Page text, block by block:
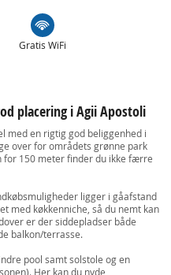
Gratis WiFi
placering i Agii Apostoli
med en rigtig god beliggenhed i
over for områdets grønne park
for 150 meter finder du ikke færre
ligger i gåafstand
med køkkenniche, så du nemt kan
er der siddepladser både
balkon/terrasse.
pool samt solstole og en
Her kan du nyde